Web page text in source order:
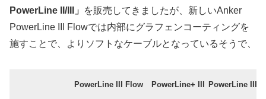
PowerLine II/III」
を販売してきましたが、新しいAnker
PowerLine III Flowでは内部にグラフェンコーティングを
施すことで、よりソフトなケーブルとなっているそうで、
PowerLine III Flow PowerLine+ III PowerLine III